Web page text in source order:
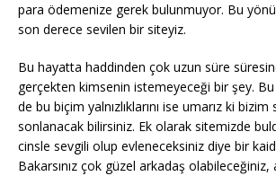
para ödemenize gerek bulunmuyor. Bu
son derece sevilen bir siteyiz.
Bu hayatta haddinden çok uzun süre
gerçekten kimsenin istemeyeceği bir şey.
de bu biçim yalnızlıklarını ise umarız ki bizim
sonlanacak bilirsiniz. Ek olarak sitemizde
cinsle sevgili olup evleneceksiniz diye bir
Bakarsınız çok güzel arkadaş olabileceğiniz,